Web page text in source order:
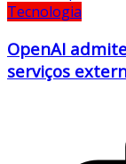
Tecnologia
OpenAI
serviços